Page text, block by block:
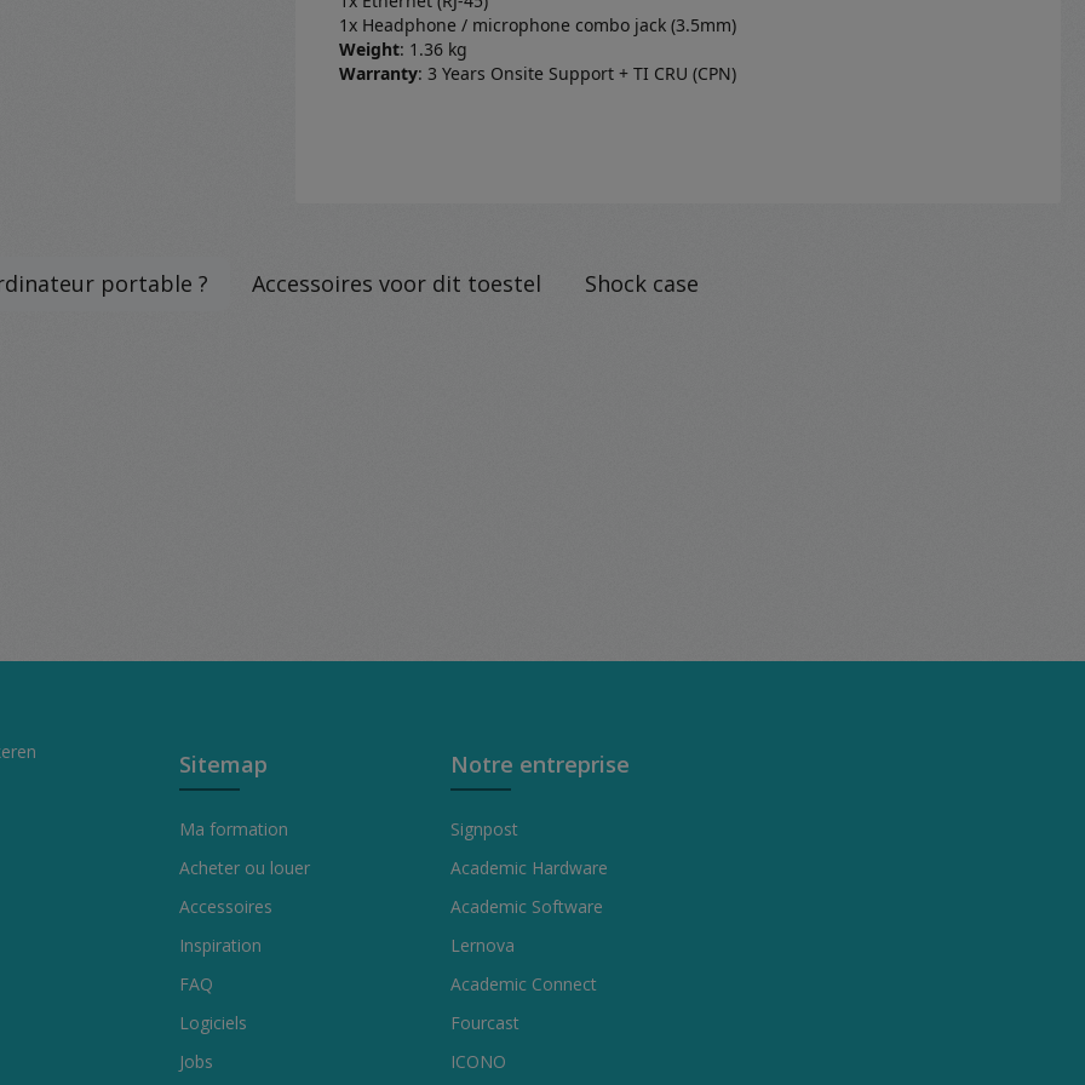
1x Headphone / microphone combo jack (3.5mm)
Weight: 1.36 kg
Warranty: 3 Years Onsite Support + TI CRU (CPN)
portable ? Accessoires voor dit toestel Shock case
Sitemap
Ma formation
Acheter ou louer
Accessoires
Inspiration
FAQ
Logiciels
Jobs
Notre entreprise
Signpost
Academic Hardware
Academic Software
Lernova
Academic Connect
Fourcast
ICONO